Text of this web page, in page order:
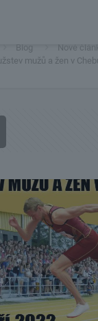
mužů a žen v
Blog
Nové
mužů a žen v